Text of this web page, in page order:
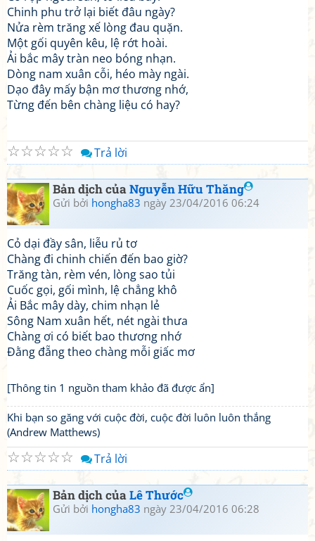
Chinh phu trở lại biết đâu ngày?
Nửa rèm trăng xế lòng đau quặn.
Một gối quyên kêu, lệ rớt hoài.
Ải bắc mây tràn neo bóng nhạn.
Dòng nam xuân cỗi, héo mày ngài.
Dạo đây mấy bận mơ thương nhớ,
Từng đến bên chàng liệu có hay?
☆
☆
☆
☆
☆ Trả lời
Bản dịch củaNguyễn Hữu Thăng
Gửi bởi hongha83 ngày 23/04/2016 06:24
Cỏ dại đầy sân, liễu rủ tơ
Chàng đi chinh chiến đến bao giờ?
Trăng tàn, rèm vén, lòng sao tủi
Cuốc gọi, gối mình, lệ chẳng khô
Ải Bắc mây dày, chim nhạn lẻ
Sông Nam xuân hết, nét ngài thưa
Chàng ơi có biết bao thương nhớ
Đằng đẵng theo chàng mỗi giấc mơ
[Thông tin 1 nguồn tham khảo đã được ẩn]
Khi bạn so găng với cuộc đời, cuộc đời luôn luôn thắng
(Andrew Matthews)
☆
☆
☆
☆
☆ Trả lời
Bản dịch củaLê Thước
Gửi bởi hongha83 ngày 23/04/2016 06:28